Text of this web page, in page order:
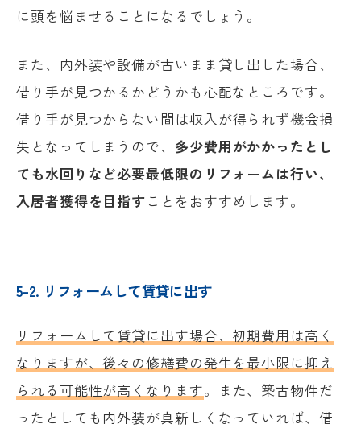
に頭を悩ませることになるでしょう。
また、内外装や設備が古いまま貸し出した場合、
借り手が見つかるかどうかも心配なところです。
借り手が見つからない間は収入が得られず機会損
失となってしまうので、 多少費用がかかったとし
ても水回りなど必要最低限のリフォームは行い、
入居者獲得を目指すことをおすすめします。
5-2. リフォームして賃貸に出す
リフォームして賃貸に出す場合、初期費用は高く
なりますが、後々の修繕費の発生を最小限に抑え
られる可能性が高くなります。また、築古物件だ
ったとしても内外装が真新しくなっていれば、借